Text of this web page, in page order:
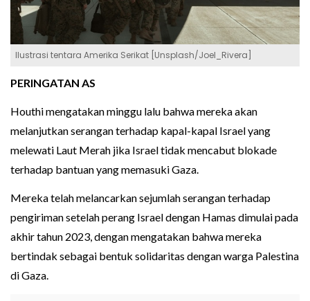
Ilustrasi tentara Amerika Serikat [Unsplash/Joel_Rivera]
PERINGATAN AS
Houthi mengatakan minggu lalu bahwa mereka akan
melanjutkan serangan terhadap kapal-kapal Israel yang
melewati Laut Merah jika Israel tidak mencabut blokade
terhadap bantuan yang memasuki Gaza.
Mereka telah melancarkan sejumlah serangan terhadap
pengiriman setelah perang Israel dengan Hamas dimulai pada
akhir tahun 2023, dengan mengatakan bahwa mereka
bertindak sebagai bentuk solidaritas dengan warga Palestina
di Gaza.